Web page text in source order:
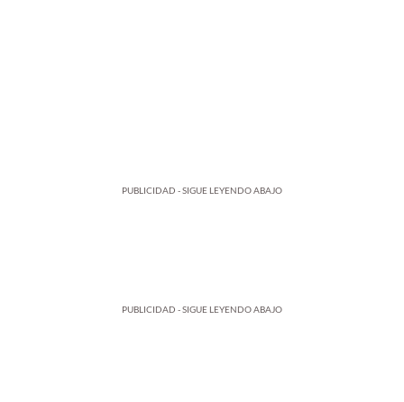
PUBLICIDAD - SIGUE LEYENDO ABAJO
PUBLICIDAD - SIGUE LEYENDO ABAJO